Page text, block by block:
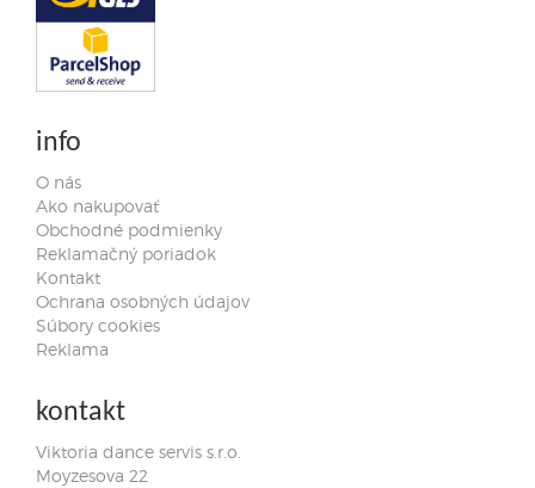
info
O nás
Ako nakupovať
Obchodné podmienky
Reklamačný poriadok
Kontakt
Ochrana osobných údajov
Súbory cookies
Reklama
kontakt
Viktoria dance servis s.r.o.
Moyzesova 22